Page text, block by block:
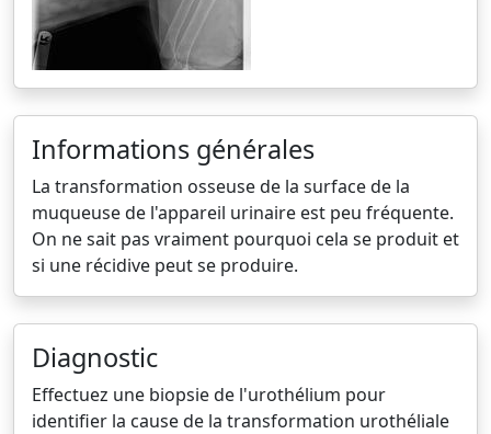
Informations générales
La transformation osseuse de la surface de la
muqueuse de l'appareil urinaire est peu fréquente.
On ne sait pas vraiment pourquoi cela se produit et
si une récidive peut se produire.
Diagnostic
Effectuez une biopsie de l'urothélium pour
identifier la cause de la transformation urothéliale